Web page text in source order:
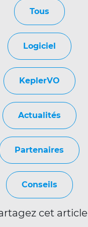
Tous
Logiciel
KeplerVO
Actualités
Partenaires
Conseils
cet article